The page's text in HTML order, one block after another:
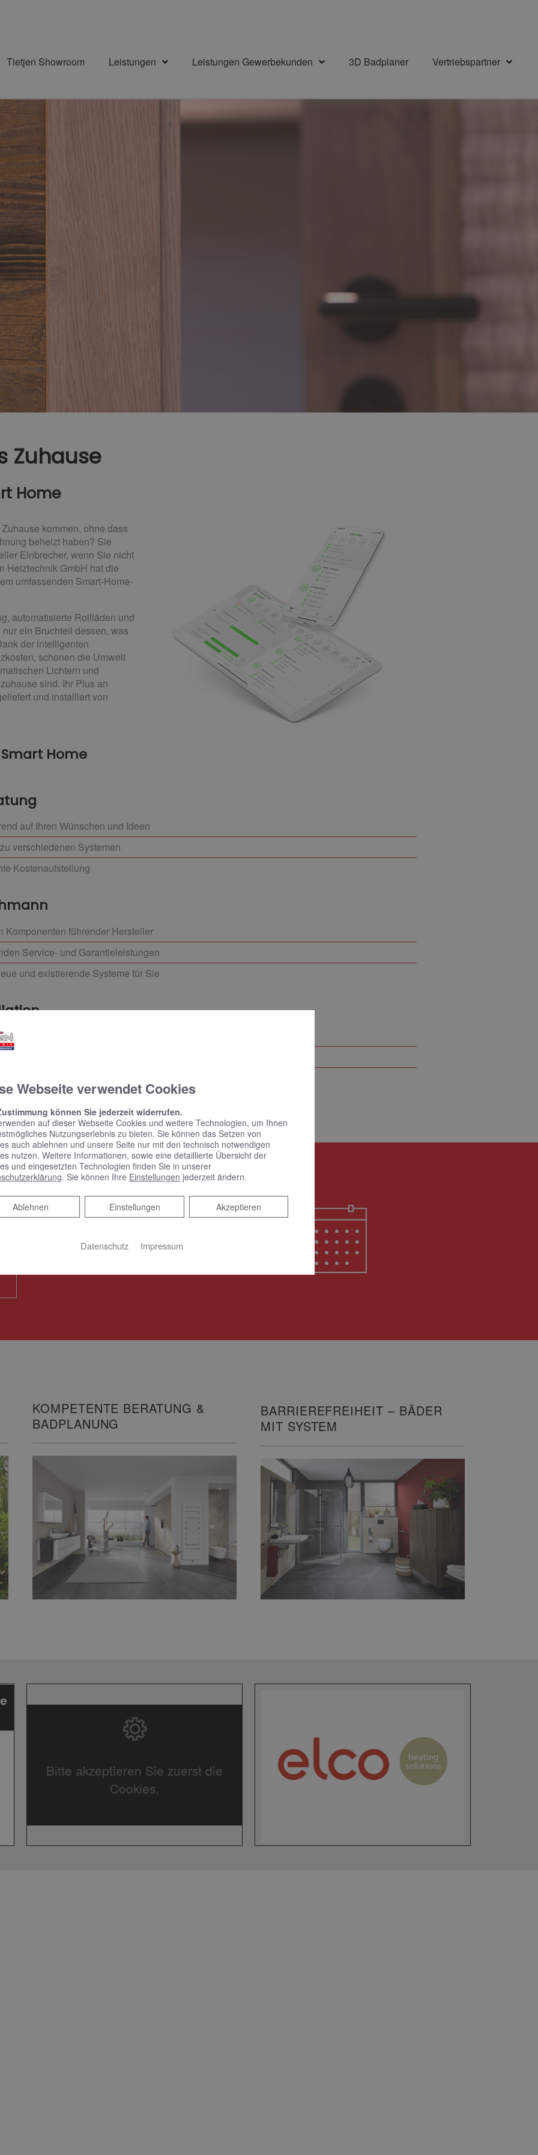
Tietjen Showroom Leistungen Leistungen Gewerbekunden 3D Badplaner Vertriebspartner
Zuhause
Home
kommen, ohne dass
beheizt haben? Sie
Einbrecher, wenn Sie nicht
Heiztechnik GmbH hat die
umfassenden Smart-Home-
automatisierte Rollläden und
ein Bruchteil dessen, was
der intelligenten
schonen die Umwelt
Lichtern und
sind. Ihr Plus an
und installiert von
Home
auf Ihren Wünschen und Ideen
verschiedenen Systemen
Kostenaufstellung
führender Hersteller
Service- und Garantieleistungen
und existierende Systeme für Sie
Komponenten
Dokumentation Ihres Smart Homes
Bedürfnisse an
Online Termine anfragen!
KOMPETENTE BERATUNG &
BADPLANUNG
BARRIEREFREIHEIT – BÄDER
MIT SYSTEM
Bitte akzeptieren Sie zuerst die
Cookies.
Webseite verwendet Cookies
können Sie jederzeit widerrufen.
auf dieser Webseite Cookies und weitere Technologien, um Ihnen
Nutzungserlebnis zu bieten. Sie können das Setzen von
auch ablehnen und unsere Seite nur mit den technisch notwendigen
nutzen. Weitere Informationen, sowie eine detaillierte Übersicht der
und eingesetzten Technologien finden Sie in unserer
. Sie können Ihre Einstellungen jederzeit ändern.
Akzeptieren
Einstellungen
Ablehnen
Ablehnen
Datenschutz Impressum